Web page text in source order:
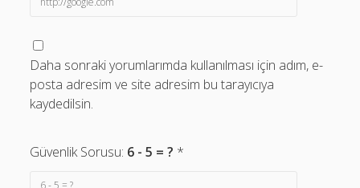
Daha sonraki yorumlarımda kullanılması için adım, e-
posta adresim ve site adresim bu tarayıcıya
kaydedilsin.
Güvenlik Sorusu: 6 - 5 = ? *